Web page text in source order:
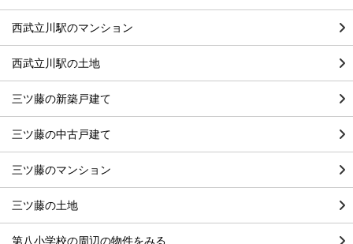
西武立川駅のマンション
西武立川駅の土地
三ツ藤の新築戸建て
三ツ藤の中古戸建て
三ツ藤のマンション
三ツ藤の土地
第八小学校の周辺の物件をみる